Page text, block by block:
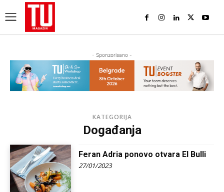
- Sponzorisano -
KATEGORIJA
Događanja
Feran Adria ponovo otvara El Bulli
27/01/2023